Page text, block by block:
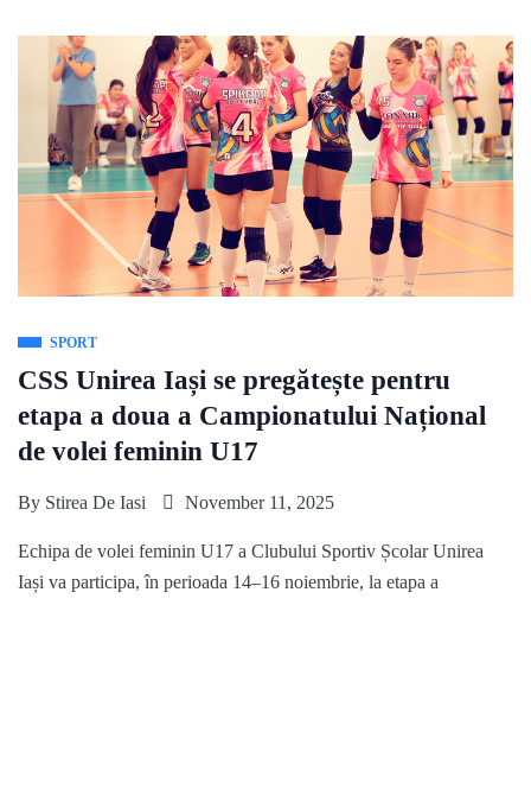
SPORT
CSS Unirea Iași se pregătește pentru
etapa a doua a Campionatului Național
de volei feminin U17
By Stirea De Iasi November 11, 2025
Echipa de volei feminin U17 a Clubului Sportiv Școlar Unirea
Iași va participa, în perioada 14–16 noiembrie, la etapa a